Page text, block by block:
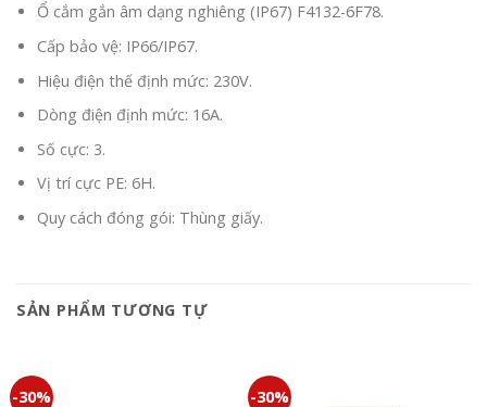
Ổ cắm gắn âm dạng nghiêng (IP67) F4132-6F78.
Cấp bảo vệ: IP66/IP67.
Hiệu điện thế định mức: 230V.
Dòng điện định mức: 16A.
Số cực: 3.
Vị trí cực PE: 6H.
Quy cách đóng gói: Thùng giấy.
SẢN PHẨM TƯƠNG TỰ
-30% -30%